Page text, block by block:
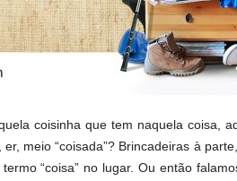
coisinha que tem naquela coisa,
meio “coisada”? Brincadeiras à
“coisa” no lugar. Ou então